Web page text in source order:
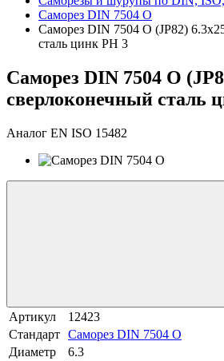
Саморез DIN 7504 O
Саморез DIN 7504 O (JP82)
сталь цинк PH 3
Саморез DIN 7504 O
сверлоконечный сталь
Аналог EN ISO 15482
Артикул
12423
Стандарт Саморез DIN 7504 O
Диаметр
6.3